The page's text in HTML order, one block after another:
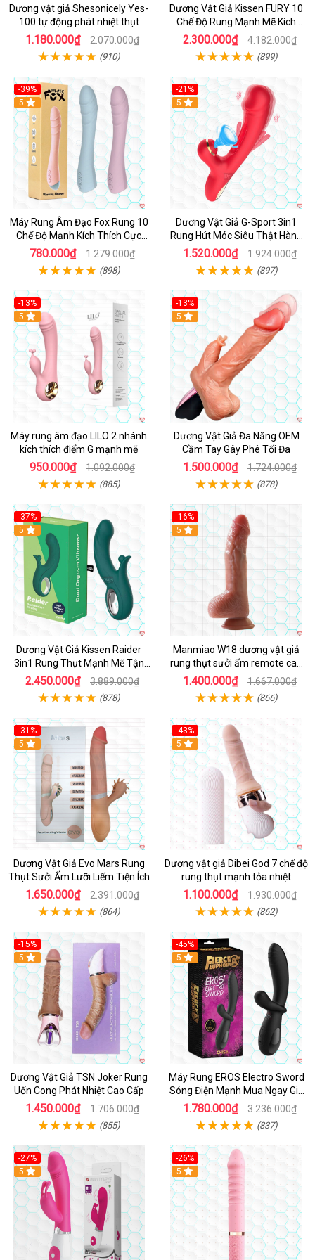
Dương vật giả Shesonicely Yes-
100 tự động phát nhiệt thụt
1.180.000₫ 2.070.000₫
(910)
Dương Vật Giả Kissen FURY 10
Chế Độ Rung Mạnh Mẽ Kích
Thích
2.300.000₫ 4.182.000₫
(899)
-39%
Hot
5
Máy Rung Âm Đạo Fox Rung 10
Chế Độ Mạnh Kích Thích Cực
Sướng
780.000₫ 1.279.000₫
(898)
-21%
Hot
5
Dương Vật Giả G-Sport 3in1
Rung Hút Móc Siêu Thật Hàng
Hot
1.520.000₫ 1.924.000₫
(897)
-13%
Hot
5
Máy rung âm đạo LILO 2 nhánh
kích thích điểm G mạnh mẽ
950.000₫ 1.092.000₫
(885)
-13%
Hot
5
Dương Vật Giả Đa Năng OEM
Cầm Tay Gây Phê Tối Đa
1.500.000₫ 1.724.000₫
(878)
-37%
Hot
5
Dương Vật Giả Kissen Raider
3in1 Rung Thụt Mạnh Mẽ Tận
Hưởng
2.450.000₫ 3.889.000₫
(878)
-16%
Hot
5
Manmiao W18 dương vật giả
rung thụt sưởi ấm remote cao
cấp
1.400.000₫ 1.667.000₫
(866)
-31%
5
Dương Vật Giả Evo Mars Rung
Thụt Sưởi Ấm Lưỡi Liếm Tiện Ích
1.650.000₫ 2.391.000₫
(864)
-43%
Hot
5
Dương vật giả Dibei God 7 chế độ
rung thụt mạnh tỏa nhiệt
1.100.000₫ 1.930.000₫
(862)
-15%
5
Dương Vật Giả TSN Joker Rung
Uốn Cong Phát Nhiệt Cao Cấp
1.450.000₫ 1.706.000₫
(855)
-45%
5
Máy Rung EROS Electro Sword
Sóng Điện Mạnh Mua Ngay Giá
Tốt
1.780.000₫ 3.236.000₫
(837)
-27%
Hot
5
-26%
Hot
5